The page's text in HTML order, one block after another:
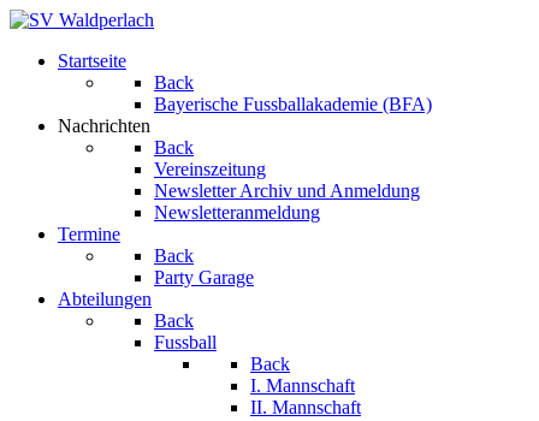
Startseite
Back
Bayerische Fussballakademie (BFA)
Nachrichten
Back
Vereinszeitung
Newsletter Archiv und Anmeldung
Newsletteranmeldung
Termine
Back
Party Garage
Abteilungen
Back
Fussball
Back
I. Mannschaft
II. Mannschaft